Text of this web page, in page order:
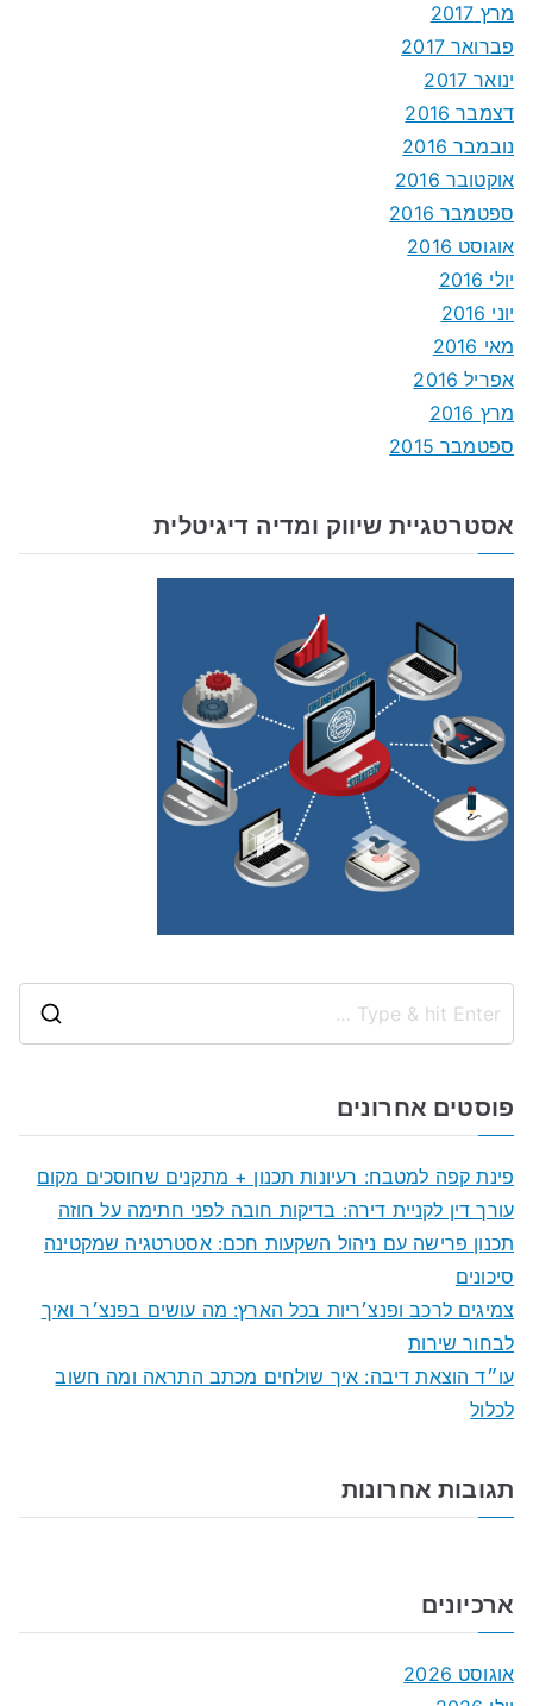
מרץ 2017
פברואר 2017
ינואר 2017
דצמבר 2016
נובמבר 2016
אוקטובר 2016
ספטמבר 2016
אוגוסט 2016
יולי 2016
יוני 2016
מאי 2016
אפריל 2016
מרץ 2016
ספטמבר 2015
אסטרטגיית שיווק ומדיה דיגיטלית
פוסטים אחרונים
פינת קפה למטבח: רעיונות תכנון + מתקנים שחוסכים מקום
עורך דין לקניית דירה: בדיקות חובה לפני חתימה על חוזה
תכנון פרישה עם ניהול השקעות חכם: אסטרטגיה שמקטינה
סיכונים
צמיגים לרכב ופנצ׳ריות בכל הארץ: מה עושים בפנצ׳ר ואיך
לבחור שירות
עו״ד הוצאת דיבה: איך שולחים מכתב התראה ומה חשוב
לכלול
תגובות אחרונות
ארכיונים
אוגוסט 2026